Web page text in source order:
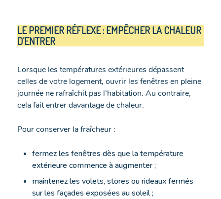
LE PREMIER RÉFLEXE : EMPÊCHER LA CHALEUR
D’ENTRER
Lorsque les températures extérieures dépassent
celles de votre logement, ouvrir les fenêtres en pleine
journée ne rafraîchit pas l’habitation. Au contraire,
cela fait entrer davantage de chaleur.
Pour conserver la fraîcheur :
fermez les fenêtres dès que la température
extérieure commence à augmenter ;
maintenez les volets, stores ou rideaux fermés
sur les façades exposées au soleil ;